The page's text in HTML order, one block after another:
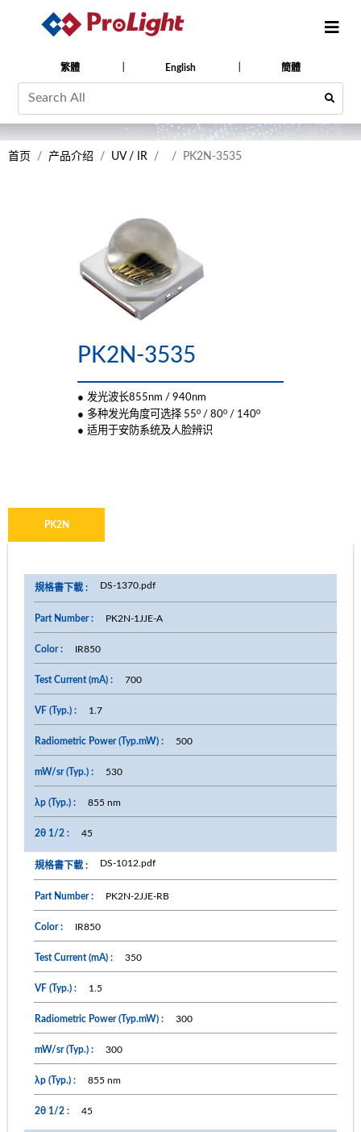
繁體 English 簡體
首页 产品介绍 UV / IR PK2N-3535
PK2N-3535
● 发光波长855nm / 940nm
● 多种发光角度可选择 55º/ 80º/ 140º
● 适用于安防系统及人脸辨识
PK2N
DS-1370.pdf
PK2N-1JJE-A
IR850
700
1.7
500
530
855 nm
45
DS-1012.pdf
PK2N-2JJE-RB
IR850
350
1.5
300
300
855 nm
45